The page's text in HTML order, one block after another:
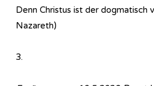
Denn Christus ist der dogmatisch
Nazareth)
3.